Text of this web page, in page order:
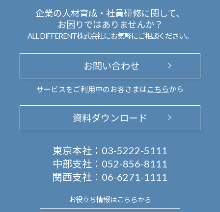
企業の人材育成・社員研修に関して、
お困りではありませんか？
ALL DIFFERENT株式会社にお気軽にご相談ください。
お問い合わせ
サービスをご利用中のお客さまは こちらから
資料ダウンロード
東京本社： 03-5222-5111
中部支社： 052-856-8111
関西支社： 06-6271-1111
お役立ち情報はこちらから